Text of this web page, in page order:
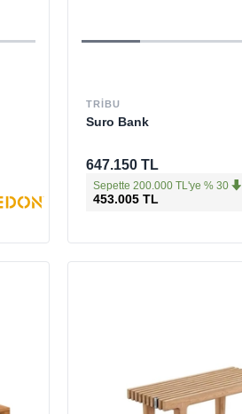
TRIBU
Suro Bank
647.150 TL
Sepette 200.000 TL'ye % 30
453.005 TL